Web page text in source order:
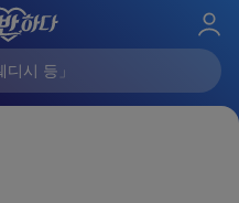
로